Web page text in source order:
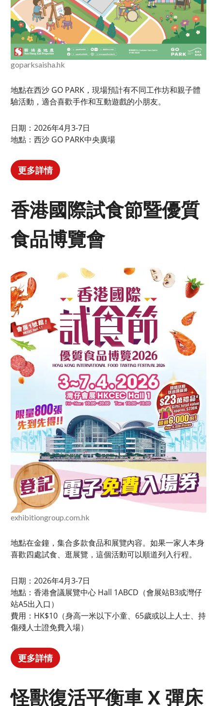
goparksaisha.hk
地點在西沙 GO PARK，現場預計有不同工作坊和親子體
驗活動，適合喜歡手作和互動遊戲的小朋友。
日期：2026年4月3-7日
地點：西沙 GO PARK中央廣場
更多詳情
香港國際試食節暨優質
食品博覽會
exhibitiongroup.com.hk
地點在金鐘，集合多款食品和展覽內容。如果一家人本身
喜歡四處試食、逛展覽，這個活動可以順道列入行程。
日期：2026年4月3-7日
地點：香港會議展覽中心 Hall 1ABCD（會展站B3或灣仔
站A5出入口）
費用：HK$10（身高一米以下小童、65歲或以上人士、持
傷殘人士證免費入場）
更多詳情
怪獸復活平衡車 X 彈床